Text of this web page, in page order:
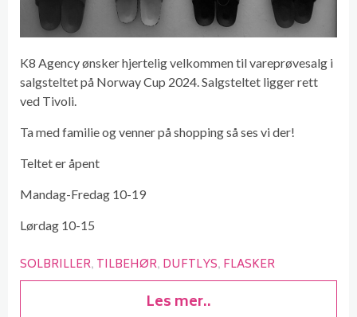
K8 Agency ønsker hjertelig velkommen til vareprøvesalg i
salgsteltet på Norway Cup 2024. Salgsteltet ligger rett
ved Tivoli.
Ta med familie og venner på shopping så ses vi der!
Teltet er åpent
Mandag-Fredag 10-19
Lørdag 10-15
SOLBRILLER TILBEHØR DUFTLYS FLASKER
Les mer..